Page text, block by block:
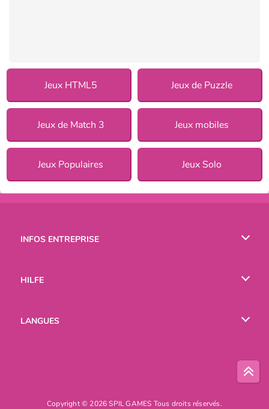
Jeux HTML5 Jeux de Puzzle
Jeux de Match 3 Jeux mobiles
Jeux Populaires Jeux Solo
INFOS ENTREPRISE
HILFE
LANGUES
Copyright © 2026 SPIL GAMES Tous droits réservés.